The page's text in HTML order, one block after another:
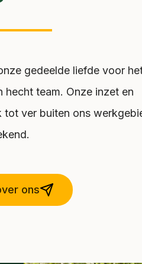
gedeelde liefde voor
hecht team. Onze inzet en
tot ver buiten ons
ons